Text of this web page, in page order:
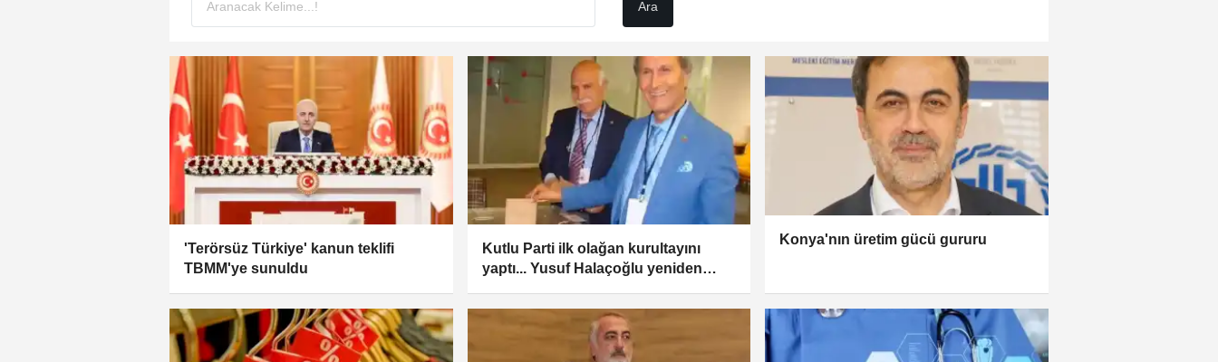
'Terörsüz Türkiye' kanun teklifi
TBMM'ye sunuldu
Kutlu Parti ilk olağan kurultayını
yaptı... Yusuf Halaçoğlu yeniden
Konya'nın üretim gücü gururu